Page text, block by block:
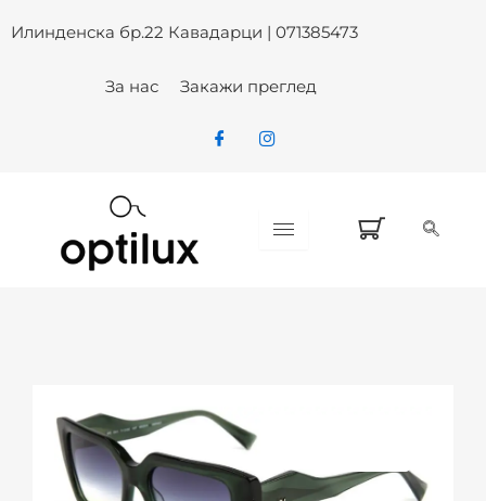
toИлинденска бр.22 Кавадарци | 071385473
За нас Закажи преглед